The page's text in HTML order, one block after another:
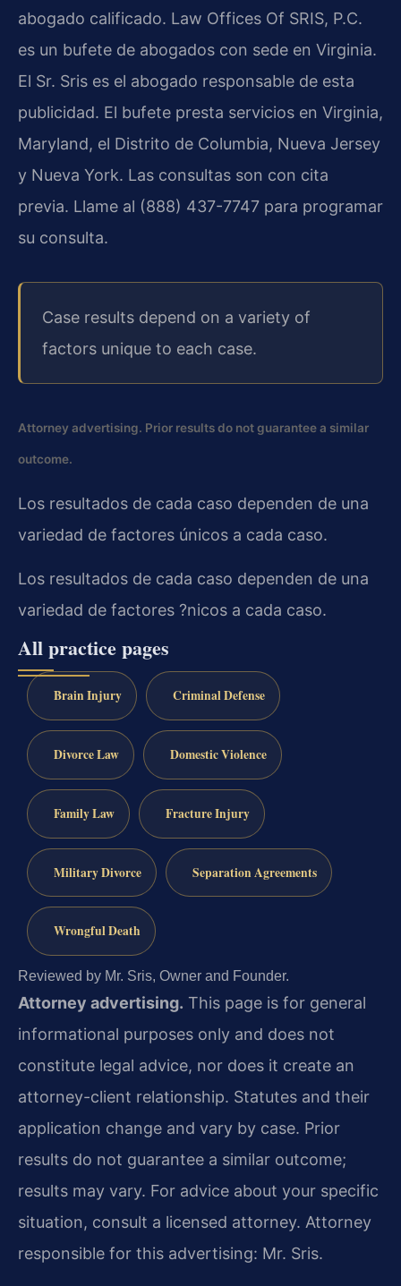
abogado calificado. Law Offices Of SRIS, P.C.
es un bufete de abogados con sede en Virginia.
El Sr. Sris es el abogado responsable de esta
publicidad. El bufete presta servicios en Virginia,
Maryland, el Distrito de Columbia, Nueva Jersey
y Nueva York. Las consultas son con cita
previa. Llame al (888) 437-7747 para programar
su consulta.
Case results depend on a variety of
factors unique to each case.
Attorney advertising. Prior results do not guarantee a similar
outcome.
Los resultados de cada caso dependen de una
variedad de factores únicos a cada caso.
Los resultados de cada caso dependen de una
variedad de factores ?nicos a cada caso.
All practice pages
Brain Injury Criminal Defense
Divorce Law Domestic Violence
Family Law Fracture Injury
Military Divorce Separation Agreements
Wrongful Death
Reviewed by Mr. Sris, Owner and Founder.
Attorney advertising. This page is for general
informational purposes only and does not
constitute legal advice, nor does it create an
attorney-client relationship. Statutes and their
application change and vary by case. Prior
results do not guarantee a similar outcome;
results may vary. For advice about your specific
situation, consult a licensed attorney. Attorney
responsible for this advertising: Mr. Sris.